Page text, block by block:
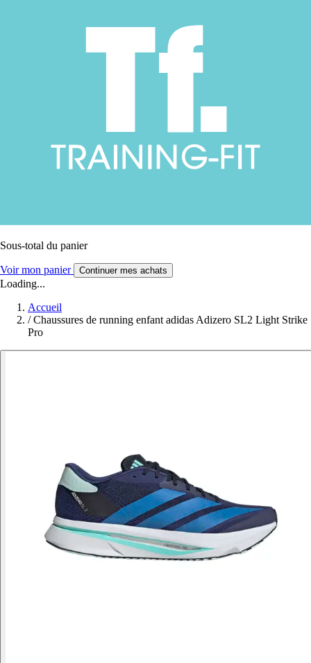
Sous-total du panier
Voir mon panier Continuer mes achats
Loading...
Accueil
/ Chaussures de running enfant adidas Adizero SL2 Light Strike
Pro